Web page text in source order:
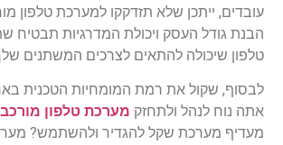
עובדים, ייתכן שלא תזדקקו למערכת טלפון
הבנת גודל העסק ויכולת המדרגיות
טלפון שיכולה להתאים לצרכים המשתנים
לבסוף, שקול את רמת המומחיות הטכנית
אתה נוח לנהל ולתחזק מערכת טלפון
מעדיף מערכת שקל להגדיר ולהשתמש?